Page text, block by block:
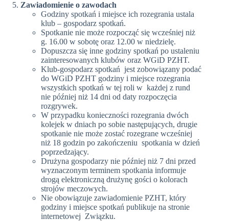
Zawiadomienie o zawodach
Godziny spotkań i miejsce ich rozegrania ustala
klub – gospodarz spotkań.
Spotkanie nie może rozpocząć się wcześniej niż
g. 16.00 w sobotę oraz 12.00 w niedzielę.
Dopuszcza się inne godziny spotkań po ustaleniu
zainteresowanych klubów oraz WGiD PZHT.
Klub-gospodarz spotkań jest zobowiązany podać
do WGiD PZHT godziny i miejsce rozegrania
wszystkich spotkań w tej roli w każdej z rund
nie później niż 14 dni od daty rozpoczęcia
rozgrywek.
W przypadku konieczności rozegrania dwóch
kolejek w dniach po sobie następujących, drugie
spotkanie nie może zostać rozegrane wcześniej
niż 18 godzin po zakończeniu spotkania w dzień
poprzedzający.
Drużyna gospodarzy nie później niż 7 dni przed
wyznaczonym terminem spotkania informuje
drogą elektroniczną drużynę gości o kolorach
strojów meczowych.
Nie obowiązuje zawiadomienie PZHT, który
godziny i miejsce spotkań publikuje na stronie
internetowej Związku.